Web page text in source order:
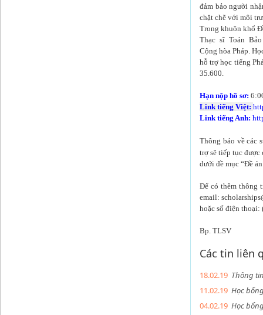
đảm bảo người
chặt chẽ với môi
Trong khuôn khổ
Thạc sĩ Toán
Cộng hòa Pháp.
hỗ trợ học tiếng
35.600.
Hạn nộp hồ sơ:
Link tiếng Việt:
Link tiếng Anh:
Thông báo về các
trợ sẽ tiếp tục
dưới đề mục “Đề
Để có thêm thông
email:
hoặc số điện
Bp. TLSV
Các tin liên
18.02.19 Thông
11.02.19 Học
04.02.19 Học